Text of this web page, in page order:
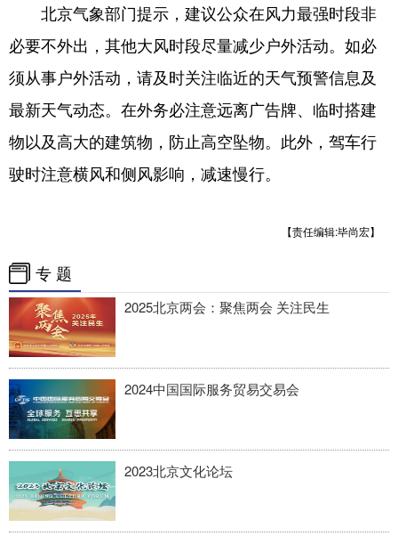
北京气象部门提示，建议公众在风力最强时段非
必要不外出，其他大风时段尽量减少户外活动。如必
须从事户外活动，请及时关注临近的天气预警信息及
最新天气动态。在外务必注意远离广告牌、临时搭建
物以及高大的建筑物，防止高空坠物。此外，驾车行
驶时注意横风和侧风影响，减速慢行。
【责任编辑:毕尚宏】
专 题
2025北京两会：聚焦两会 关注民生
2024中国国际服务贸易交易会
2023北京文化论坛